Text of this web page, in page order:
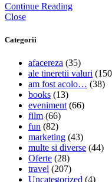
Continue Reading
Close
Categorii
afacereza (35)
ale tineretii valuri
am fost acolo… (38)
books (13)
eveniment (66)
film (66)
fun (82)
marketing (43)
multe si diverse (44)
Oferte (28)
travel (207)
Uncategorized (4)